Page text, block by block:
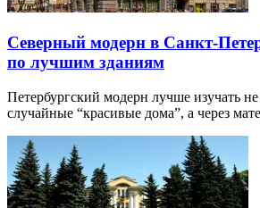
Северный модерн в Санкт-
по лучшим зданиям
Петербургский модерн лучше изучать не
случайные “красивые дома”, а через